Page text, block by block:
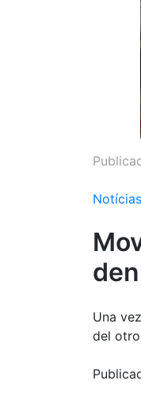
Notícias
Una
del